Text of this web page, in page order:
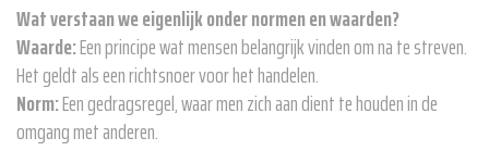
Wat verstaan we eigenlijk onder normen en waarden?
Waarde:Een principe wat mensen belangrijk vinden om na te streven.
Het geldt als een richtsnoer voor het handelen.
Norm:Een gedragsregel, waar men zich aan dient te houden in de
omgang met anderen.